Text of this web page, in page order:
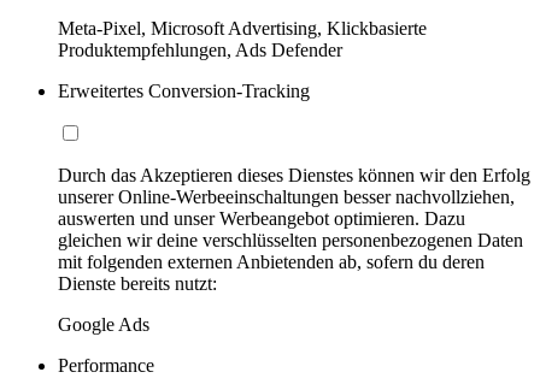
Meta-Pixel, Microsoft Advertising, Klickbasierte
Produktempfehlungen, Ads Defender
Erweitertes Conversion-Tracking
Durch das Akzeptieren dieses Dienstes können wir den Erfolg
unserer Online-Werbeeinschaltungen besser nachvollziehen,
auswerten und unser Werbeangebot optimieren. Dazu
gleichen wir deine verschlüsselten personenbezogenen Daten
mit folgenden externen Anbietenden ab, sofern du deren
Dienste bereits nutzt:
Google Ads
Performance